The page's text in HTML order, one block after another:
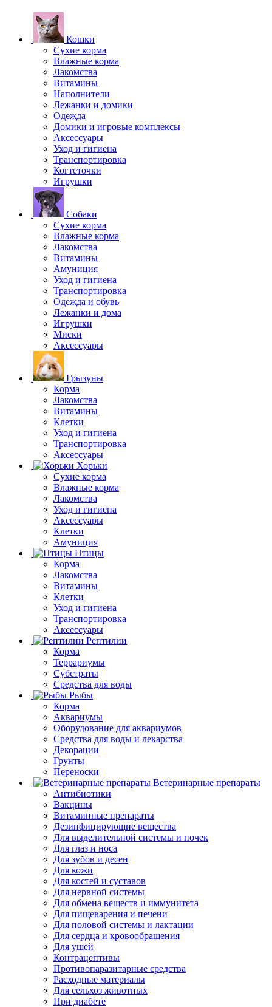
Кошки
Сухие корма
Влажные корма
Лакомства
Витамины
Наполнители
Лежанки и домики
Одежда
Домики и игровые комплексы
Аксессуары
Уход и гигиена
Транспортировка
Когтеточки
Игрушки
Собаки
Сухие корма
Влажные корма
Лакомства
Витамины
Амуниция
Уход и гигиена
Транспортировка
Одежда и обувь
Лежанки и дома
Игрушки
Миски
Аксессуары
Грызуны
Корма
Лакомства
Витамины
Клетки
Уход и гигиена
Транспортировка
Аксессуары
Хорьки
Сухие корма
Влажные корма
Лакомства
Уход и гигиена
Аксессуары
Клетки
Амуниция
Птицы
Корма
Лакомства
Витамины
Клетки
Уход и гигиена
Транспортировка
Аксессуары
Рептилии
Корма
Террариумы
Субстраты
Средства для воды
Рыбы
Корма
Аквариумы
Оборудование для аквариумов
Средства для воды и лекарства
Декорации
Грунты
Переноски
Ветеринарные препараты
Антибиотики
Вакцины
Витаминные препараты
Дезинфицирующие вещества
Для выделительной системы и почек
Для глаз и носа
Для зубов и десен
Для кожи
Для костей и суставов
Для нервной системы
Для обмена веществ и иммунитета
Для пищеварения и печени
Для половой системы и лактации
Для сердца и кровообращения
Для ушей
Контрацептивы
Противопаразитарные средства
Расходные материалы
Для сельхоз животных
При диабете